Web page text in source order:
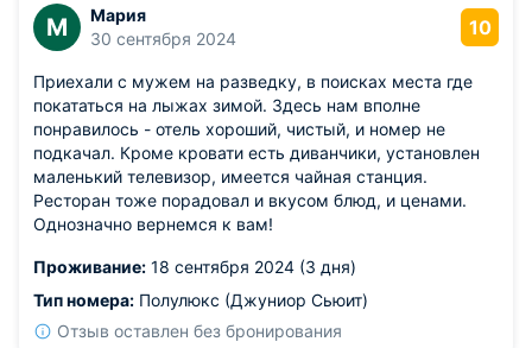
М
Мария
30 сентября 2024
10
Приехали с мужем на разведку, в поисках места где
покататься на лыжах зимой. Здесь нам вполне
понравилось - отель хороший, чистый, и номер не
подкачал. Кроме кровати есть диванчики, установлен
маленький телевизор, имеется чайная станция.
Ресторан тоже порадовал и вкусом блюд, и ценами.
Однозначно вернемся к вам!
Проживание: 18 сентября 2024 (3 дня)
Тип номера: Полулюкс (Джуниор Сьюит)
Отзыв оставлен без бронирования